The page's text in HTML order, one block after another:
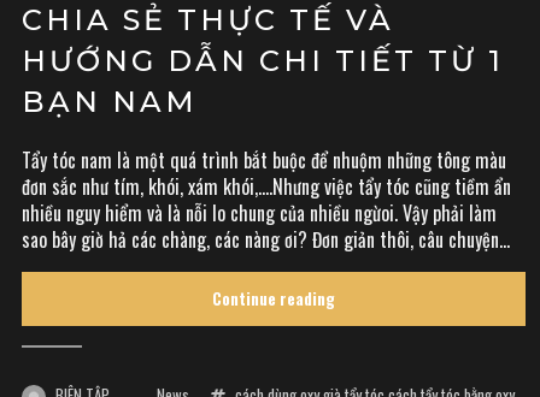
CHIA SẺ THỰC TẾ VÀ
HƯỚNG DẪN CHI TIẾT TỪ 1
BẠN NAM
Tẩy tóc nam là một quá trình bắt buộc để nhuộm những tông màu
đơn sắc như tím, khói, xám khói,….Nhưng việc tẩy tóc cũng tiềm ẩn
nhiều nguy hiểm và là nỗi lo chung của nhiều ngừoi. Vậy phải làm
sao bây giờ hả các chàng, các nàng ơi? Đơn giản thôi, câu chuyện...
Continue reading